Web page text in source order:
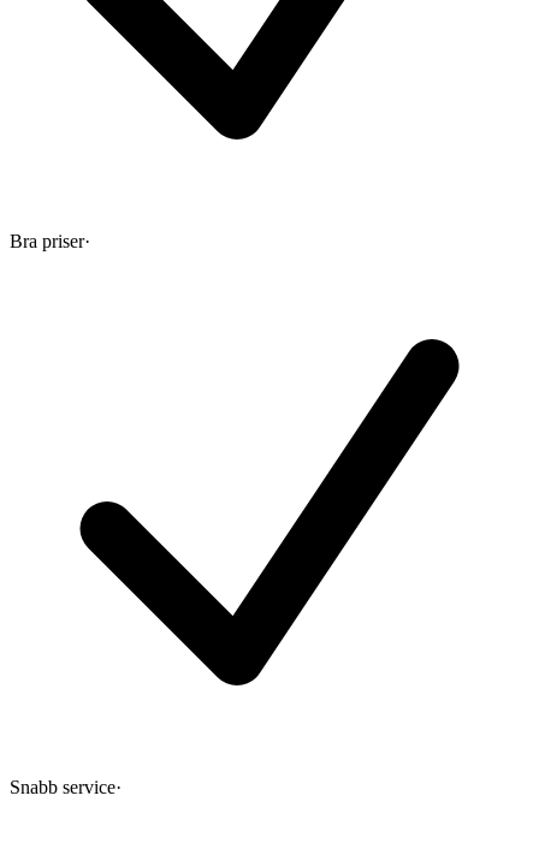
Bra priser·
Snabb service·